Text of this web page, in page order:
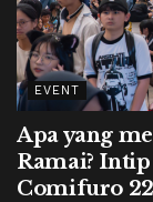
EVENT
Apa yang
Ramai?
Comifuro